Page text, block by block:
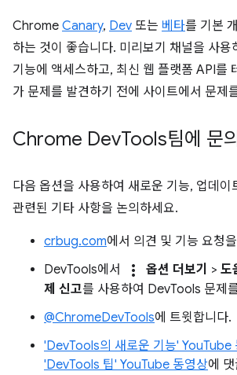
Chrome Canary, Dev 또는 베타를 기본
하는 것이 좋습니다. 미리보기 채널을 사
기능에 액세스하고, 최신 웹 플랫폼 API를
가 문제를 발견하기 전에 사이트에서 문제
Chrome DevTools팀에 문
다음 옵션을 사용하여 새로운 기능, 업데
관련된 기타 사항을 논의하세요.
crbug.com에서 의견 및 기능 요청
DevTools에서
more_vert 옵션 더보기 > 도
제 신고를 사용하여 DevTools 문제
@ChromeDevTools에 트윗합니다.
'DevTools의 새로운 기능' YouTube
'DevTools 팁' YouTube 동영상에